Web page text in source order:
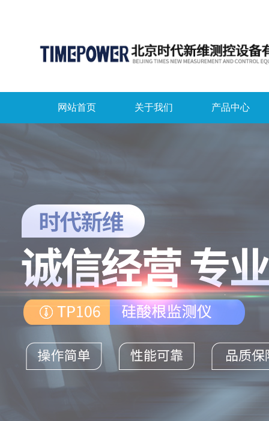
网站首页 关于我们 产品中心